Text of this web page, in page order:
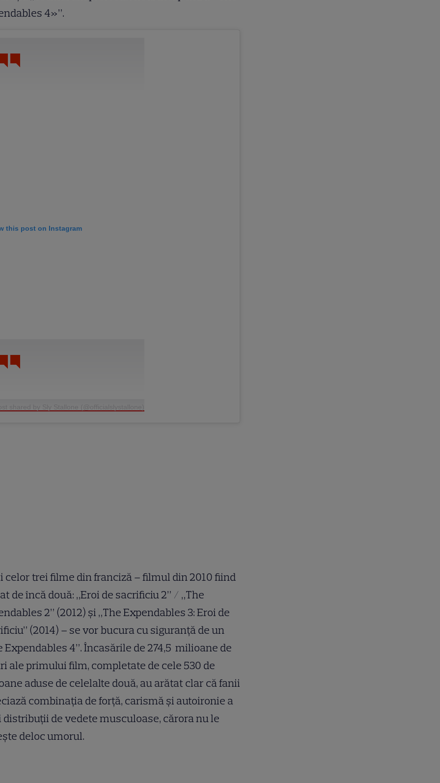
4»”.
this post on Instagram
shared by Sly Stallone (@officialslystallone)
celor trei filme din franciză – filmul din 2010 fiind
de încă două: „Eroi de sacrificiu 2” / „The
2” (2012) și „The Expendables 3: Eroi de
(2014) – se vor bucura cu siguranță de un
Expendables 4”. Încasările de 274,5 milioane de
ale primului film, completate de cele 530 de
aduse de celelalte două, au arătat clar că fanii
combinația de forță, carismă și autoironie a
distribuții de vedete musculoase, cărora nu le
deloc umorul.